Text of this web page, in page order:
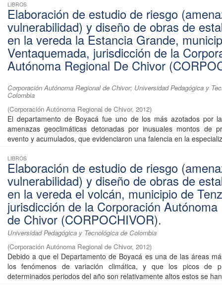
LIBROS
Elaboración de estudio de riesgo
vulnerabilidad) y diseño de obras de
en la vereda la Estancia Grande,
Ventaquemada, jurisdicción de la
Autónoma Regional De Chivor
Corporación Autónoma Regional de Chivor; Universidad Pedagógica y
Colombia
(Corporación Autónoma Regional de Chivor, 2012)
El departamento de Boyacá fue uno de los más azotados por
amenazas geoclimáticas detonadas por inusuales montos de
evento y acumulados, que evidenciaron una falencia en la
LIBROS
Elaboración de estudio de riesgo
vulnerabilidad) y diseño de obras de
en la vereda el volcán, municipio de
jurisdicción de la Corporación Autónoma
de Chivor (CORPOCHIVOR).
Universidad Pedagógica y Tecnológica de Colombia
(Corporación Autónoma Regional de Chivor, 2012)
Debido a que el Departamento de Boyacá es una de las áreas
los fenómenos de variación climática, y que los picos de
determinados periodos del año son relativamente altos estos se